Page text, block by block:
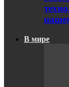
В мире